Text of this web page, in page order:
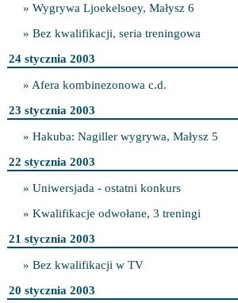
» Wygrywa Ljoekelsoey, Małysz 6
» Bez kwalifikacji, seria treningowa
24 stycznia 2003
» Afera kombinezonowa c.d.
23 stycznia 2003
» Hakuba: Nagiller wygrywa, Małysz 5
22 stycznia 2003
» Uniwersjada - ostatni konkurs
» Kwalifikacje odwołane, 3 treningi
21 stycznia 2003
» Bez kwalifikacji w TV
20 stycznia 2003